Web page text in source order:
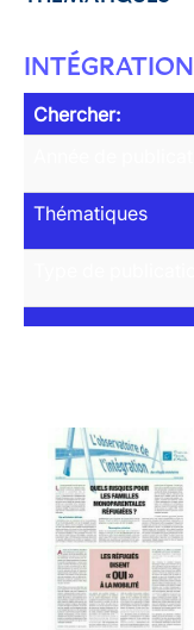
INTÉGRATION
Chercher:
Thématiques